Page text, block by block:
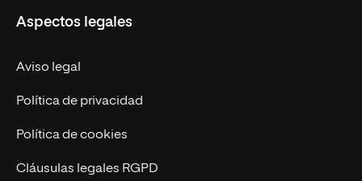
Trabaja en UNIR
Actualidad
Contáctanos
Aspectos legales
Aviso legal
Política de privacidad
Política de cookies
Cláusulas legales RGPD